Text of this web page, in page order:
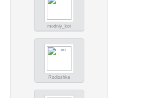
modniy_kot
Rodioshka